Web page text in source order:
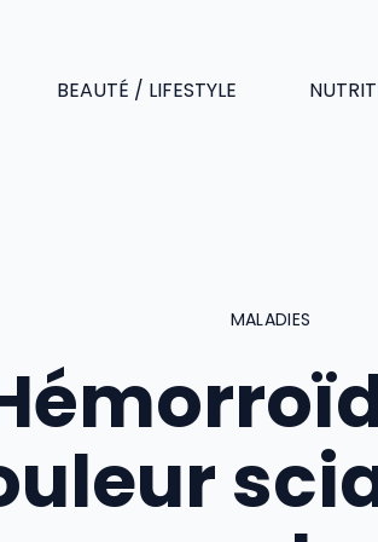
BEAUTÉ / LIFESTYLE
MALADIES